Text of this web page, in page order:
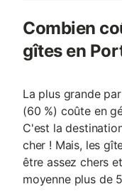
Combien
gîtes en
La plus grande
(60 %) coûte en
C'est la
cher ! Mais, les
être assez chers
moyenne plus de